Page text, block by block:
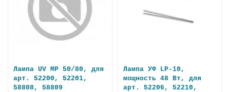
Лампа UV MP 50/80, для
арт. 52200, 52201,
58808, 58809
Лампа УФ LP-10,
мощность 48 Вт, для
арт. 52206, 52210,